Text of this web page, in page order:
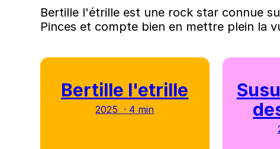
Bertille l'étrille est une rock star connue
Pinces et compte bien en mettre plein la
Bertille l'etrille
2025 · 4 min